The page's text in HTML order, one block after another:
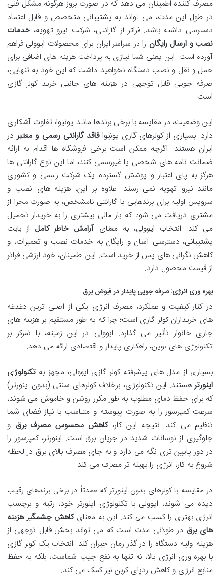
مصرف کننده اطمینان می دهد که در صورت بروز هرگونه مشکل فنی
در طول این مدت، می تواند به پشتیبانی متخصص و قابل اعتماد
دسترسی داشته باشد. فراتر از گارانتی، شرکت نیرو تهویه، خدمات
نصب و ارسال رایگان را در سراسر ایران برای محصولات ایوولی فراهم
آورده است. این یعنی شما نیازی به پرداخت هزینه های اضافی برای
حمل و نقل و نصب دستگاه نخواهید داشت که این خود به تنهایی،
صرفه جویی قابل توجهی در هزینه های جانبی خرید کولر گازی
است.
این وضعیت، در مقایسه با برخی برندها مانند یونیوا، تفاوت آشکاری
دارد. بسیاری از کولرهای گازی یونیوافاقد گارانتی رسمی و معتبردر
ایران هستند. اگرچه ممکن است برخی فروشگاه ها اقدام به ارائه
ضمانت نامه های شخصی یا غیررسمی کنند، اما این نوع گارانتی ها
هرگز به پای اعتبار و پوشش گسترده یک شرکت رسمی و کشوری
مانند نیرو تهویه نمی رسند. علاوه بر این، هزینه های نصب و
سرویس اولیه برای برندهایی با گارانتی نامشخص، به صورت مجزا از
مشتری دریافت می شود که بار مالی بیشتری را به خریدار تحمیل
می کند. انتخاب ایوولی، به معنایآرامش خاطر کامل از بابت
پشتیبانی، دسترسی آسان و رایگان به خدمات نصب و تعمیرات، و
کاهش نگرانی های پس از خرید است. این اطمینان، خود ارزشی فراتر
از قیمت محصول دارد.
بهره وری انرژی: صرفه جویی پایدار در قبوض برق
در کنار کیفیت و عملکرد، مصرف انرژی یکی از اصلی ترین دغدغه
های خریداران کولر گازی است؛ چرا که به طور مستقیم بر هزینه های
جاری خانوار تأثیر می گذارد. ایوولی در این زمینه، با تمرکز بر
تکنولوژی های نوین، راهکاری پایدار و اقتصادی ارائه می دهد.
بسیاری از مدل های پیشرفته کولر گازی ایوولی، مجهز به تکنولوژی
اینورترهستند. این تکنولوژی، برخلاف کولرهای سنتی (بدون اینورتر)
که برای حفظ دمای مطلوب به طور مکرر روشن و خاموش می شوند،
سرعت کمپرسور را به صورت پیوسته و متناسب با نیاز فضای شما
تنظیم می کند. نتیجه این کار،کاهش محسوس مصرف برق و
جلوگیری از نوسانات شدید در جریان برق است. اینورتر، کمپرسور را
در دور پایین تری نگه می دارد و به جای مصرف بالای برق در لحظه
شروع به کار، انرژی را بهینه تر مصرف می کند.
در مقایسه با کولرهای بدون اینورتر که عمدتاً در برخی برندهای رقیب
دیده می شوند، ایوولی با تکنولوژی اینورتر خود، رتبه و برچسب
انرژی بهتری را کسب می کند. این به معنایکاهش چشمگیر هزینه
های برق در طولانی مدت است که می تواند بخش قابل توجهی از
هزینه اولیه دستگاه را در گذر زمان جبران کند. انتخاب یک کولر گازی
با بهره وری انرژی بالا، نه تنها به نفع جیب شماست، بلکه به حفظ
منابع انرژی و کاهش ردپای کربن نیز کمک می کند.